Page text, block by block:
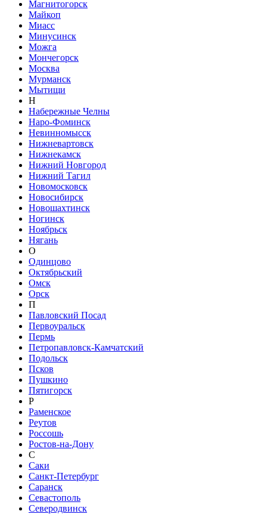
Магнитогорск
Майкоп
Миасс
Минусинск
Можга
Мончегорск
Москва
Мурманск
Мытищи
Н
Набережные Челны
Наро-Фоминск
Невинномысск
Нижневартовск
Нижнекамск
Нижний Новгород
Нижний Тагил
Новомосковск
Новосибирск
Новошахтинск
Ногинск
Ноябрьск
Нягань
О
Одинцово
Октябрьский
Омск
Орск
П
Павловский Посад
Первоуральск
Пермь
Петропавловск-Камчатский
Подольск
Псков
Пушкино
Пятигорск
Р
Раменское
Реутов
Россошь
Ростов-на-Дону
С
Саки
Санкт-Петербург
Саранск
Севастополь
Северодвинск